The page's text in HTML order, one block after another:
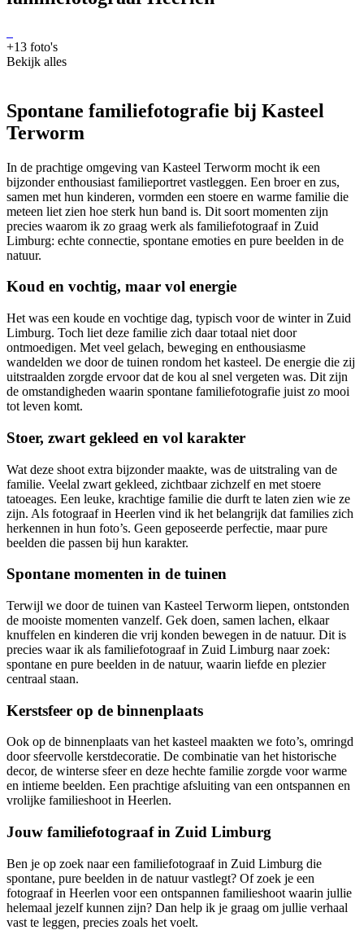
+13 foto's
Bekijk alles
Spontane familiefotografie bij Kasteel
Terworm
In de prachtige omgeving van Kasteel Terworm mocht ik een
bijzonder enthousiast familieportret vastleggen. Een broer en zus,
samen met hun kinderen, vormden een stoere en warme familie die
meteen liet zien hoe sterk hun band is. Dit soort momenten zijn
precies waarom ik zo graag werk als familiefotograaf in Zuid
Limburg: echte connectie, spontane emoties en pure beelden in de
natuur.
Koud en vochtig, maar vol energie
Het was een koude en vochtige dag, typisch voor de winter in Zuid
Limburg. Toch liet deze familie zich daar totaal niet door
ontmoedigen. Met veel gelach, beweging en enthousiasme
wandelden we door de tuinen rondom het kasteel. De energie die zij
uitstraalden zorgde ervoor dat de kou al snel vergeten was. Dit zijn
de omstandigheden waarin spontane familiefotografie juist zo mooi
tot leven komt.
Stoer, zwart gekleed en vol karakter
Wat deze shoot extra bijzonder maakte, was de uitstraling van de
familie. Veelal zwart gekleed, zichtbaar zichzelf en met stoere
tatoeages. Een leuke, krachtige familie die durft te laten zien wie ze
zijn. Als fotograaf in Heerlen vind ik het belangrijk dat families zich
herkennen in hun foto’s. Geen geposeerde perfectie, maar pure
beelden die passen bij hun karakter.
Spontane momenten in de tuinen
Terwijl we door de tuinen van Kasteel Terworm liepen, ontstonden
de mooiste momenten vanzelf. Gek doen, samen lachen, elkaar
knuffelen en kinderen die vrij konden bewegen in de natuur. Dit is
precies waar ik als familiefotograaf in Zuid Limburg naar zoek:
spontane en pure beelden in de natuur, waarin liefde en plezier
centraal staan.
Kerstsfeer op de binnenplaats
Ook op de binnenplaats van het kasteel maakten we foto’s, omringd
door sfeervolle kerstdecoratie. De combinatie van het historische
decor, de winterse sfeer en deze hechte familie zorgde voor warme
en intieme beelden. Een prachtige afsluiting van een ontspannen en
vrolijke familieshoot in Heerlen.
Jouw familiefotograaf in Zuid Limburg
Ben je op zoek naar een familiefotograaf in Zuid Limburg die
spontane, pure beelden in de natuur vastlegt? Of zoek je een
fotograaf in Heerlen voor een ontspannen familieshoot waarin jullie
helemaal jezelf kunnen zijn? Dan help ik je graag om jullie verhaal
vast te leggen, precies zoals het voelt.